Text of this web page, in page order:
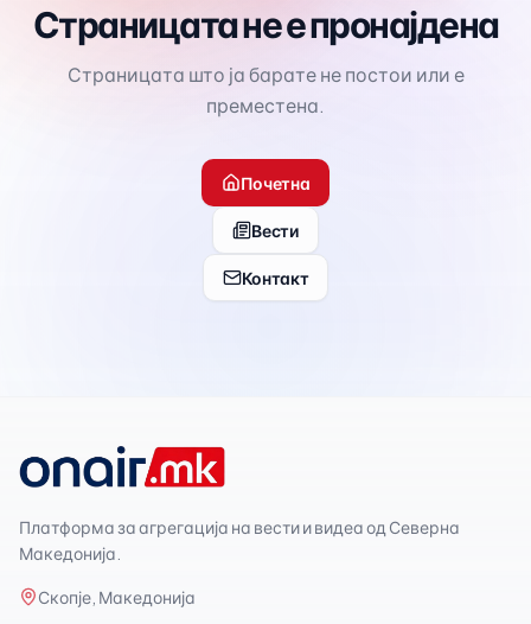
Страницата не е пронајдена
Страницата што ја барате не постои или е
преместена.
Почетна
Вести
Контакт
Платформа за агрегација на вести и видеа од Северна
Македонија.
Скопје, Македонија